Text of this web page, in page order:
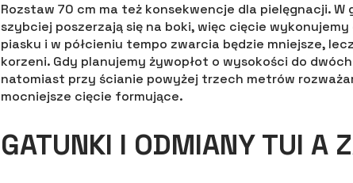
Rozstaw 70 cm ma też konsekwencje dla pielęgnacji.
szybciej poszerzają się na boki, więc cięcie
piasku i w półcieniu tempo zwarcia będzie mniejsze,
korzeni. Gdy planujemy żywopłot o wysokości do
natomiast przy ścianie powyżej trzech metrów
mocniejsze cięcie formujące.
GATUNKI I ODMIANY TUI A